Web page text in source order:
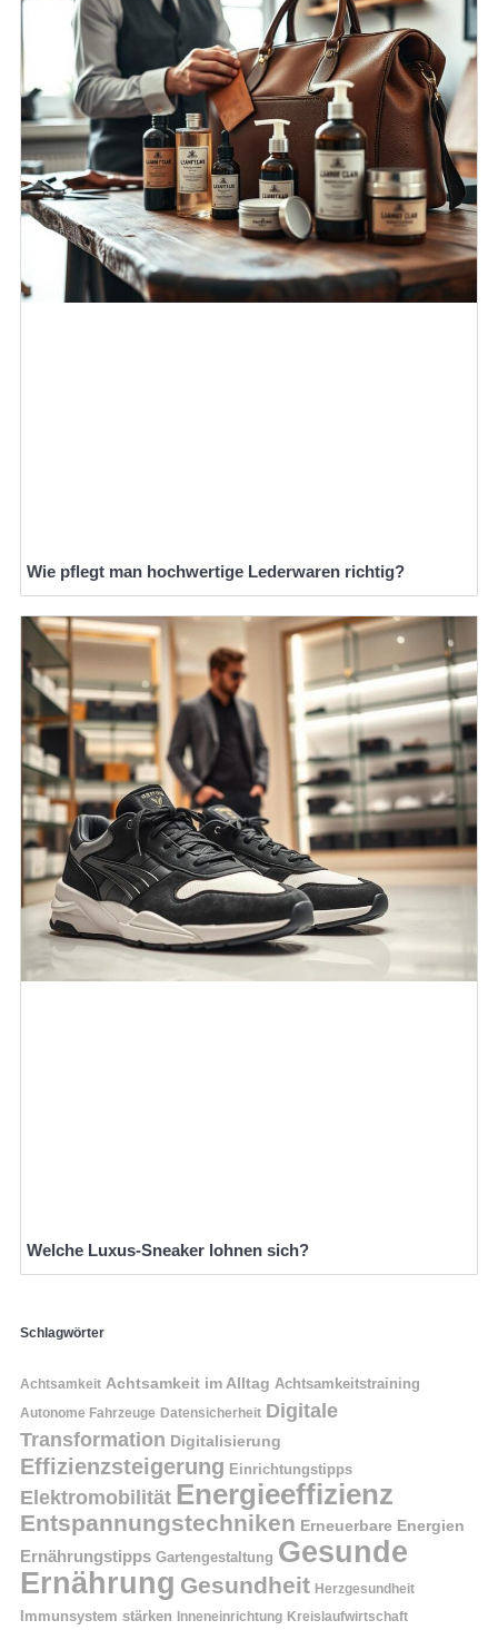
Wie pflegt man hochwertige Lederwaren richtig?
Welche Luxus-Sneaker lohnen sich?
Schlagwörter
Achtsamkeit Achtsamkeit im Alltag Achtsamkeitstraining
Autonome Fahrzeuge Datensicherheit Digitale
Transformation Digitalisierung
Effizienzsteigerung Einrichtungstipps
Elektromobilität Energieeffizienz
Entspannungstechniken Erneuerbare Energien
Ernährungstipps Gartengestaltung Gesunde
Ernährung Gesundheit Herzgesundheit
Immunsystem stärken Inneneinrichtung Kreislaufwirtschaft